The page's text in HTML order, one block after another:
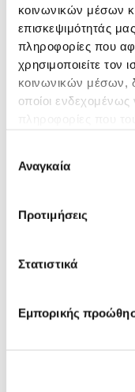
κοινωνικών μέσων
επισκεψιμότητάς
πληροφορίες που
χρησιμοποιείτε τον
κοινωνικών μέσων,
οποίοι
συγκατάθεσης
Αναγκαία
Προτιμήσεις
Στατιστικά
Εμπορικής
Εξετάσεις
Ορμονολογικές